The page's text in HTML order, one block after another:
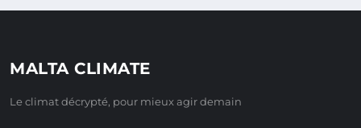
MALTA CLIMATE
Le climat décrypté, pour mieux agir demain